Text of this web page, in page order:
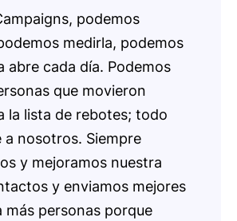
podemos
medirla, podemos
abre cada día. Podemos
que movieron
la lista de rebotes; todo
a nosotros. Siempre
y mejoramos nuestra
y enviamos mejores
más personas porque